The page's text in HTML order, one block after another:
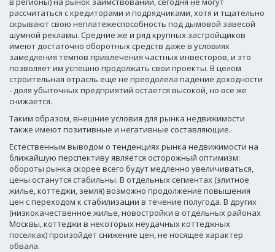
рассчитаться с кредиторами и подрядчиками, хотя и тщательно
скрывают свою неплатежеспособность под дымовой завесой
шумной рекламы. Средние же и ряд крупных застройщиков
имеют достаточно оборотных средств даже в условиях
замедления темпов привлечения частных инвесторов, и это
позволяет им успешно продолжать свои проекты. В целом
строительная отрасль еще не преодолела падение доходности
- доля убыточных предприятий остается высокой, но все же
снижается.
Таким образом, внешние условия для рынка недвижимости
также имеют позитивные и негативные составляющие.
Естественным выводом о тенденциях рынка недвижимости на
ближайшую перспективу является осторожный оптимизм:
обороты рынка скорее всего будут медленно увеличиваться,
цены останутся стабильны. В отдельных сегментах (элитное
жилье, коттеджи, земля) возможно продолжение повышения
цен с переходом к стабилизации в течение полугода. В других
(низкокачественное жилье, новостройки в отдельных районах
Москвы, коттеджи в некоторых неудачных коттеджных
поселках) произойдет снижение цен, не носящее характер
обвала.